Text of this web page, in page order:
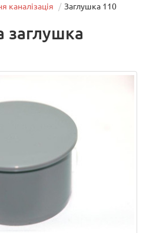
каналізація Заглушка 110
заглушка